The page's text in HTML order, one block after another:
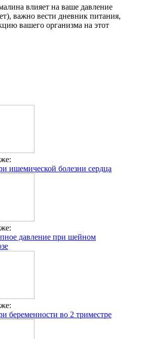
влияет на ваше давление
важно вести дневник питания,
вашего организма на этот
ишемической болезни сердца
давление при шейном
беременности во 2 триместре